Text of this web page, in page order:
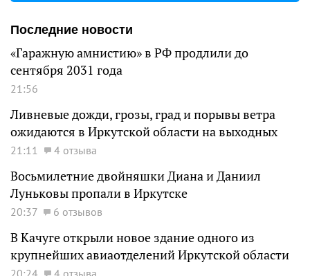
Последние новости
«Гаражную амнистию» в РФ продлили до
сентября 2031 года
21:56
Ливневые дожди, грозы, град и порывы ветра
ожидаются в Иркутской области на выходных
21:11 4 отзыва
Восьмилетние двойняшки Диана и Даниил
Луньковы пропали в Иркутске
20:37 6 отзывов
В Качуге открыли новое здание одного из
крупнейших авиаотделений Иркутской области
20:24
4 отзыва